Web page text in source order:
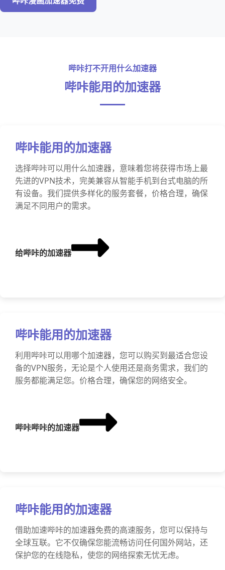
哔咔打不开用什么加速器
哔咔能用的加速器
哔咔能用的加速器
选择哔咔可以用什么加速器，意味着您将获得市场上最
先进的VPN技术，完美兼容从智能手机到台式电脑的所
有设备。我们提供多样化的服务套餐，价格合理，确保
满足不同用户的需求。
给哔咔的加速器
哔咔能用的加速器
利用哔咔可以用哪个加速器，您可以购买到最适合您设
备的VPN服务，无论是个人使用还是商务需求，我们的
服务都能满足您。价格合理，确保您的网络安全。
哔咔哔咔的加速器
哔咔能用的加速器
借助加速哔咔的加速器免费的高速服务，您可以保持与
全球互联。它不仅确保您能流畅访问任何国外网站，还
保护您的在线隐私，使您的网络探索无忧无虑。